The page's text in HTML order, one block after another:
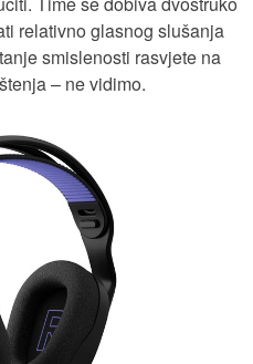
relativno glasnog slušanja
smislenosti rasvjete na
– ne vidimo.